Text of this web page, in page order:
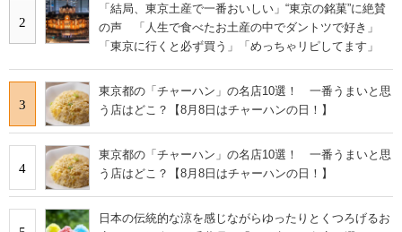
2
「結局、東京土産で一番おいしい」“東京の銘菓”に絶賛
の声 「人生で食べたお土産の中でダントツで好き」
「東京に行くと必ず買う」「めっちゃリピしてます」
3
東京都の「チャーハン」の名店10選！ 一番うまいと思
う店はどこ？【8月8日はチャーハンの日！】
4
東京都の「チャーハン」の名店10選！ 一番うまいと思
う店はどこ？【8月8日はチャーハンの日！】
日本の伝統的な涼を感じながらゆったりとくつろげるお